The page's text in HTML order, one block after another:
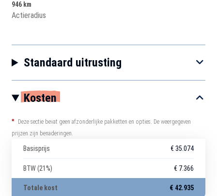
946 km
Actieradius
Standaard uitrusting
Kosten
*
Deze sectie bevat geen afzonderlijke pakketten en opties. De weergegeven
prijzen zijn benaderingen.
Basisprijs € 35.074
BTW (21%) € 7.366
Totale kost € 42.935